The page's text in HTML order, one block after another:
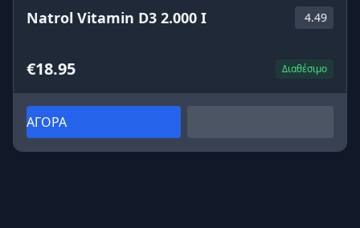
Natrol Vitamin D3 2.000 I 4.49
€18.95 Διαθέσιμο
ΑΓΟΡΑ